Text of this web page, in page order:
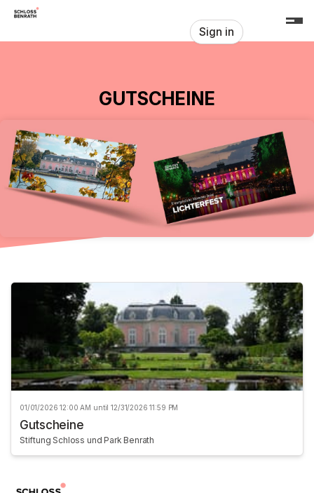
Skip header
Sign in
GUTSCHEINE
01/01/2026 12:00 AM until 12/31/2026 11:59 PM
Gutscheine
Stiftung Schloss und Park Benrath